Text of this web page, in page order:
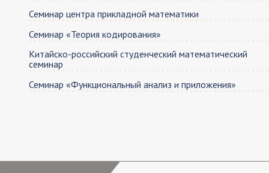
Семинар центра прикладной математики
Семинар «Теория кодирования»
Китайско-российский студенческий математический
семинар
Семинар «Функциональный анализ и приложения»